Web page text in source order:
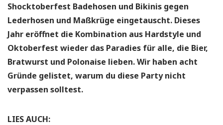
Shocktoberfest Badehosen und Bikinis gegen
Lederhosen und Maßkrüge eingetauscht. Dieses
Jahr eröffnet die Kombination aus Hardstyle und
Oktoberfest wieder das Paradies für alle, die Bier,
Bratwurst und Polonaise lieben. Wir haben acht
Gründe gelistet, warum du diese Party nicht
verpassen solltest.
LIES AUCH: